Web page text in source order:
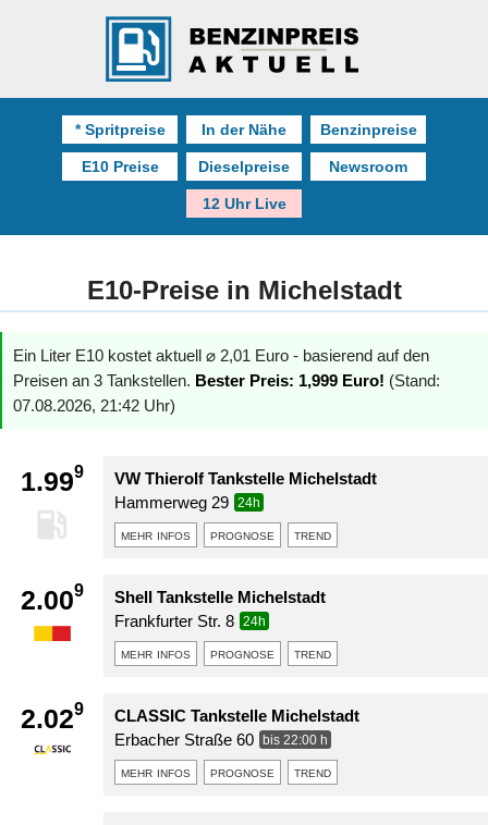
* Spritpreise In der Nähe Benzinpreise
E10 Preise Dieselpreise Newsroom
12 Uhr Live
E10-Preise in Michelstadt
Ein Liter E10 kostet aktuell ⌀ 2,01 Euro - basierend auf den
Preisen an 3 Tankstellen. Bester Preis: 1,999 Euro! (Stand:
07.08.2026, 21:42 Uhr)
1.999
VW Thierolf Tankstelle Michelstadt
Hammerweg 29
24h
mehr infos prognose trend
2.009
Shell Tankstelle Michelstadt
Frankfurter Str. 8
24h
mehr infos prognose trend
2.029
CLASSIC Tankstelle Michelstadt
Erbacher Straße 60
bis 22:00 h
mehr infos prognose trend